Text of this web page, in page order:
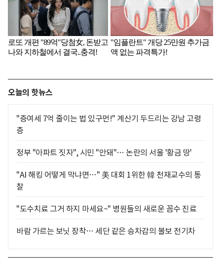
오늘의 핫뉴스
"증여세 7억 줄이는 법 있구먼!" 계산기 두드리는 강남 고령
층
정부 "아파트 짓자", 시민 "안돼"… 논란의 서울 '황금 땅'
"AI 해킹 어떻게 막냐면…" 美 대회 1위한 韓 천재교수의 통
찰
"도수치료 그거 하지 마세요~" 병원들의 새로운 꼼수 진료
바람 가르는 보닛 장착… 세단 같은 승차감의 볼보 전기차